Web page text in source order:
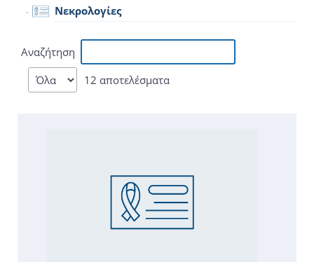
Νεκρολογίες
Αναζήτηση
12 αποτελέσματα